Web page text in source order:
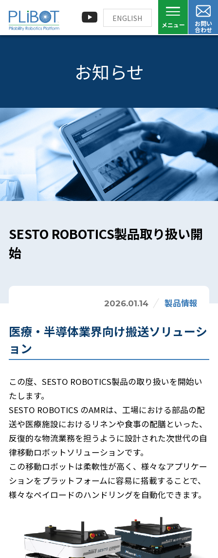
お問い
合わせ
ENGLISH
お知らせ
SESTO ROBOTICS製品取り扱い開
始
2026.01.14 製品情報
医療・半導体業界向け搬送ソリューシ
ョン
この度、SESTO ROBOTICS製品の取り扱いを開始い
たします。
SESTO ROBOTICS のAMRは、工場における部品の配
送や医療施設におけるリネンや食事の配膳といった、
反復的な物流業務を担うように設計された次世代の自
律移動ロボットソリューションです。
この移動ロボットは柔軟性が高く、様々なアプリケー
ションをプラットフォームに容易に搭載することで、
様々なペイロードのハンドリングを自動化できます。